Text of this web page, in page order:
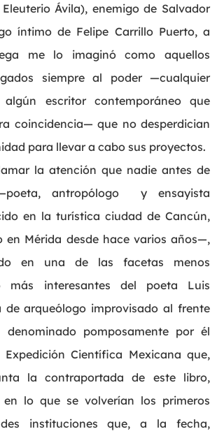
Ávila), enemigo de Salvador
íntimo de Felipe Carrillo Puerto, a
me lo imaginó como aquellos
siempre al poder —cualquier
algún escritor contemporáneo que
coincidencia— que no desperdician
para llevar a cabo sus proyectos.
la atención que nadie antes de
antropólogo y ensayista
en la turística ciudad de Cancún,
en Mérida desde hace varios años—,
en una de las facetas menos
más interesantes del poeta Luis
de arqueólogo improvisado al frente
pomposamente por él
Científica Mexicana que,
la contraportada de este libro,
lo que se volverían los primeros
instituciones que, a la fecha,